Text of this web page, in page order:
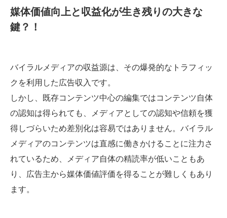
媒体価値向上と収益化が生き残りの大きな
鍵？！
バイラルメディアの収益源は、その爆発的なトラフィッ
クを利用した広告収入です。
しかし、既存コンテンツ中心の編集ではコンテンツ自体
の認知は得られても、メディアとしての認知や信頼を獲
得しづらいため差別化は容易ではありません。バイラル
メディアのコンテンツは直感に働きかけることに注力さ
れているため、メディア自体の精読率が低いこともあ
り、広告主から媒体価値評価を得ることが難しくもあり
ます。